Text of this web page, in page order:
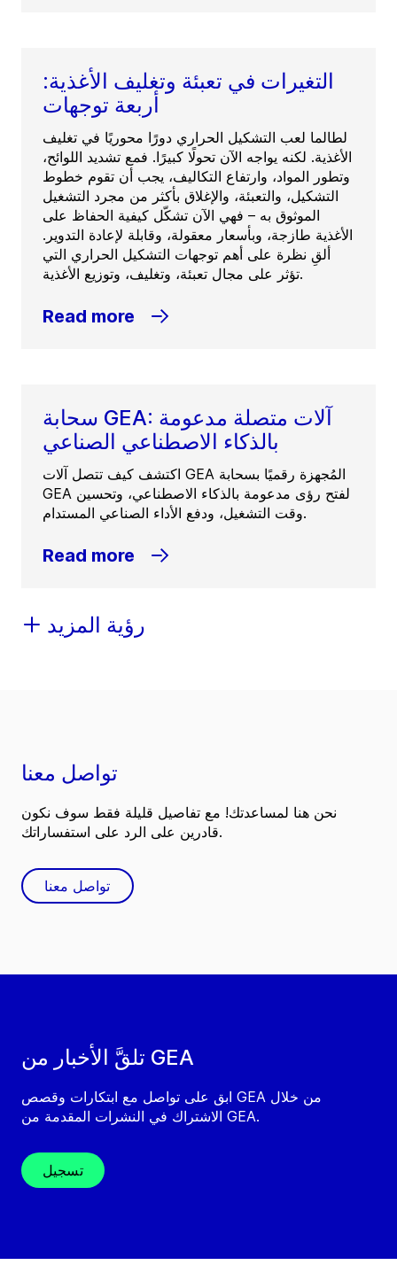
التغيرات في تعبئة وتغليف الأغذية:
أربعة توجهات
لطالما لعب التشكيل الحراري دورًا محوريًا في تغليف
الأغذية. لكنه يواجه الآن تحولًا كبيرًا. فمع تشديد اللوائح،
وتطور المواد، وارتفاع التكاليف، يجب أن تقوم خطوط
التشكيل، والتعبئة، والإغلاق بأكثر من مجرد التشغيل
الموثوق به – فهي الآن تشكّل كيفية الحفاظ على
الأغذية طازجة، وبأسعار معقولة، وقابلة لإعادة التدوير.
ألقِ نظرة على أهم توجهات التشكيل الحراري التي
تؤثر على مجال تعبئة، وتغليف، وتوزيع الأغذية.
Read more
سحابة GEA: آلات متصلة مدعومة
بالذكاء الاصطناعي الصناعي
اكتشف كيف تتصل آلات GEA المُجهزة رقميًا بسحابة
GEA لفتح رؤى مدعومة بالذكاء الاصطناعي، وتحسين
وقت التشغيل، ودفع الأداء الصناعي المستدام.
Read more
رؤية المزيد
تلقَّ الأخبار من GEA
ابق على تواصل مع ابتكارات وقصص GEA من خلال
الاشتراك في النشرات المقدمة من GEA.
تسجيل
تواصل معنا
نحن هنا لمساعدتك! مع تفاصيل قليلة فقط سوف نكون
قادرين على الرد على استفساراتك.
تواصل معنا